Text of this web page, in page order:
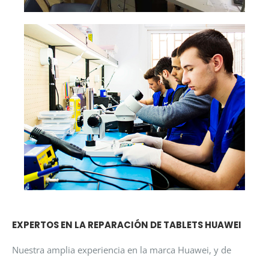
EXPERTOS EN LA REPARACIÓN DE TABLETS HUAWEI
Nuestra amplia experiencia en la marca Huawei, y de